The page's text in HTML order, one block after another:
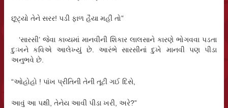
છૂટ્યો તેને સરર! પડી ફાળ હૈયા મહીં તો”
‘સારસી’ જેવા કાવ્યમાં માનવીની શિકાર લાલસાને કારણે ભોગવવા પડતા
દુઃખને કવિએ આલેખ્યું છે. આરંભે સારસીનાં દુખે માનવી પણ પીડા
અનુભવે છે.
“ઓહોહો ! પાંખ પ્રીતિની તેની તૂટી ગઈ દિસે,
આવું આ પક્ષી, તેનેય આવી પીડા ખરી, અરે?”